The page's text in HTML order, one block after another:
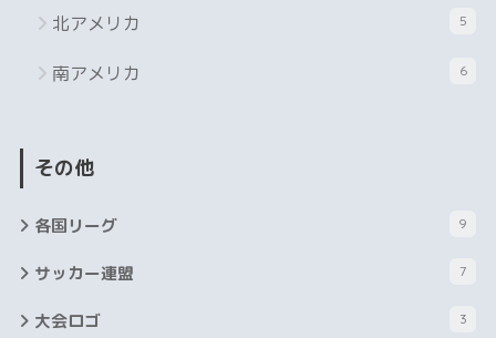
北アメリカ 5
南アメリカ 6
その他
各国リーグ 9
サッカー連盟 7
大会ロゴ 3